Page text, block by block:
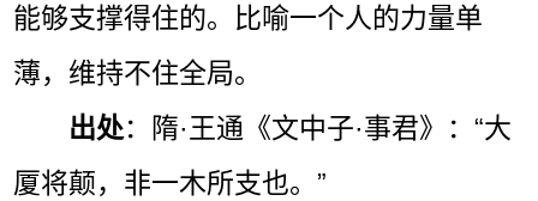
能够支撑得住的。比喻一个人的力量单
薄，维持不住全局。
出处：隋·王通《文中子·事君》：“大
厦将颠，非一木所支也。”